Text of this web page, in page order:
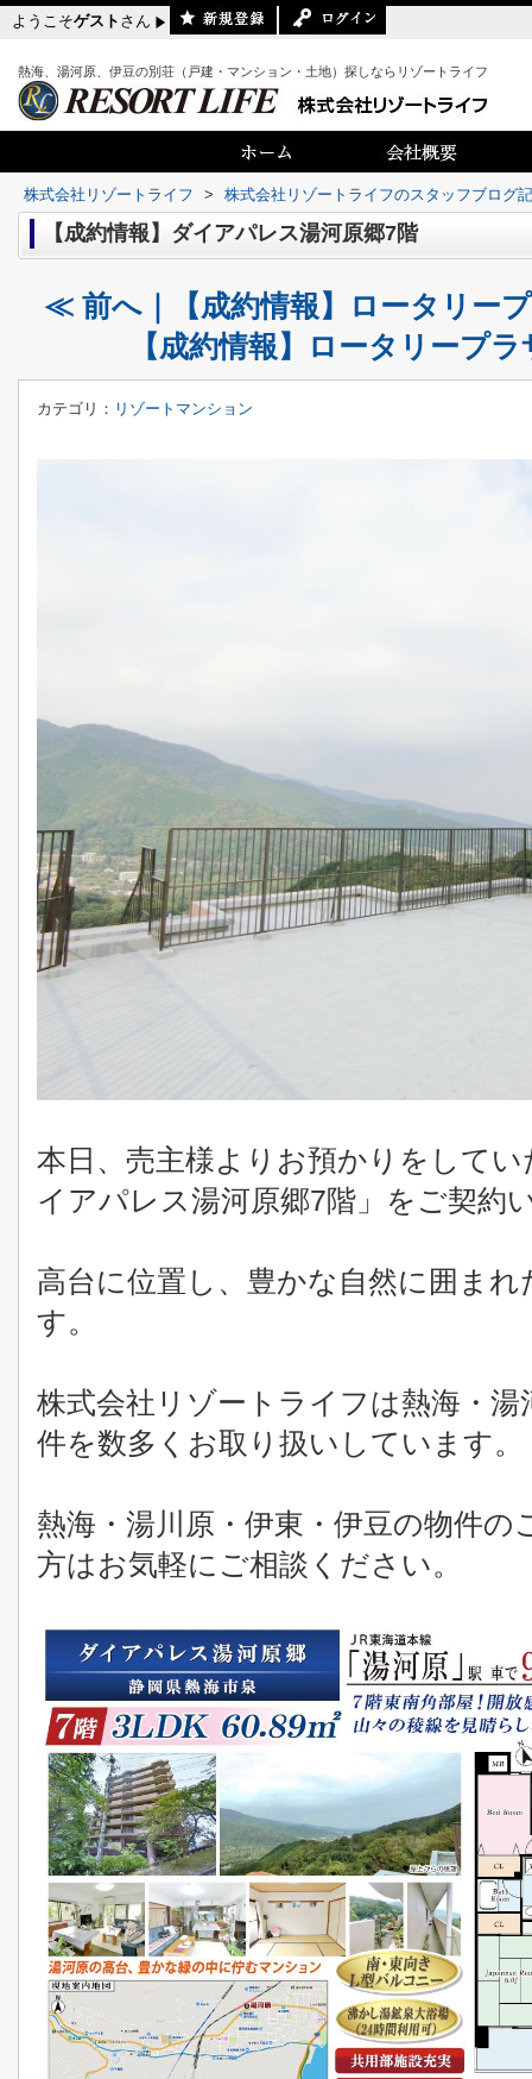
ようこそゲスト さん
熱海、湯河原、伊豆の別荘（戸建・マンション・土地）探しならリゾートライフ
株式会社リゾートライフ > 株式会社リゾートライフのスタッフブログ
【成約情報】ダイアパレス湯河原郷7階
≪ 前へ｜【成約情報】ロータリー
【成約情報】ロータリープ
カテゴリ： リゾートマンション
本日、売主様よりお預かりをして
イアパレス湯河原郷7階」をご契約
高台に位置し、豊かな自然に囲ま
す。
株式会社リゾートライフは熱海・湯
件を数多くお取り扱いしています。
熱海・湯川原・伊東・伊豆の物件の
方はお気軽にご相談ください。